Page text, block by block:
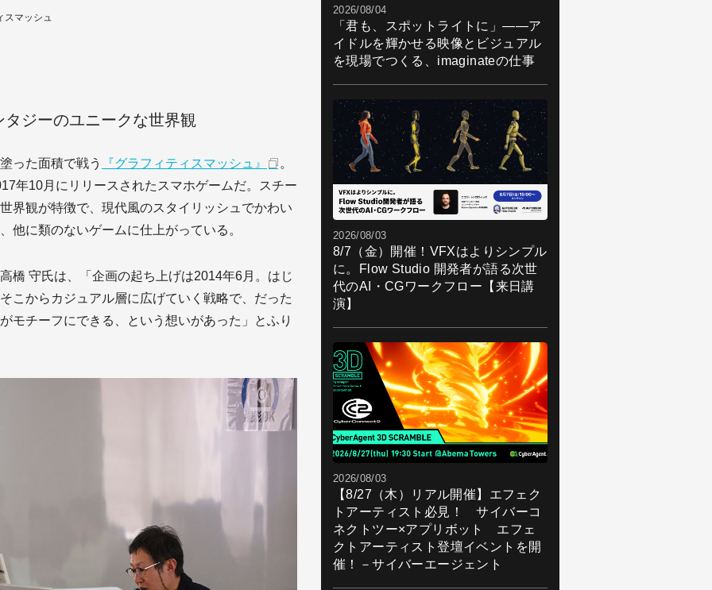
マッシュ
ジーのユニークな世界観
った面積で戦う 『グラフィティスマッシュ』
。
年10月にリリースされたスマホゲームだ。スチー
界観が特徴で、現代風のスタイリッシュでかわい
他に類のないゲームに仕上がっている。
橋 守氏は、「企画の起ち上げは2014年6月。はじ
こからカジュアル層に広げていく戦略で、だった
モチーフにできる、という想いがあった」とふり
2026/08/04
「君も、スポットライトに」――ア
イドルを輝かせる映像とビジュアル
を現場でつくる、imaginateの仕事
2026/08/03
8/7（金）開催！VFXはよりシンプル
に。Flow Studio 開発者が語る次世
代のAI・CGワークフロー【来日講
演】
2026/08/03
【8/27（木）リアル開催】エフェク
トアーティスト必見！ サイバーコ
ネクトツー×アプリボット エフェ
クトアーティスト登壇イベントを開
催！－サイバーエージェント